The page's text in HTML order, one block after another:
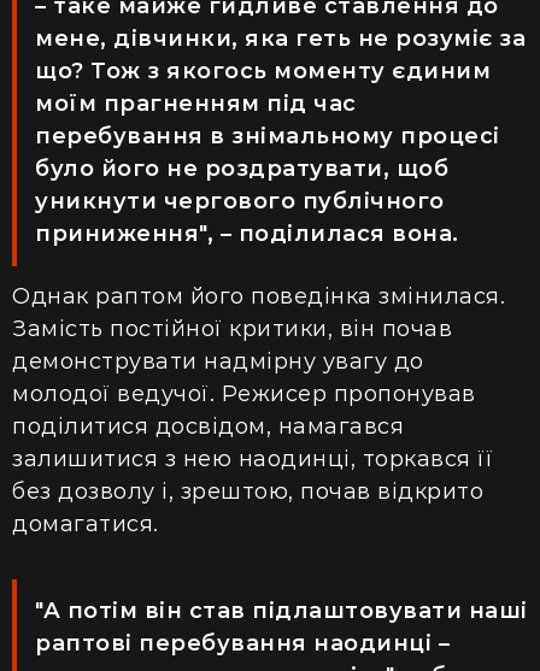
– таке майже гидливе ставлення до
мене, дівчинки, яка геть не розуміє за
що? Тож з якогось моменту єдиним
моїм прагненням під час
перебування в знімальному процесі
було його не роздратувати, щоб
уникнути чергового публічного
приниження", – поділилася вона.
Однак раптом його поведінка змінилася.
Замість постійної критики, він почав
демонструвати надмірну увагу до
молодої ведучої. Режисер пропонував
поділитися досвідом, намагався
залишитися з нею наодинці, торкався її
без дозволу і, зрештою, почав відкрито
домагатися.
"А потім він став підлаштовувати наші
раптові перебування наодинці –